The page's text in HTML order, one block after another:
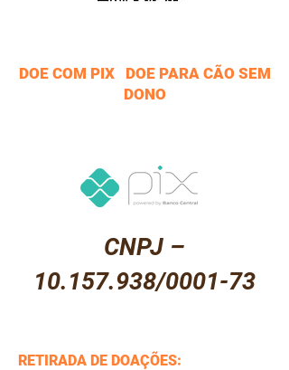
DOE COM PIX DOE PARA CÃO SEM
DONO
CNPJ –
10.157.938/0001-73
RETIRADA DE DOAÇÕES: